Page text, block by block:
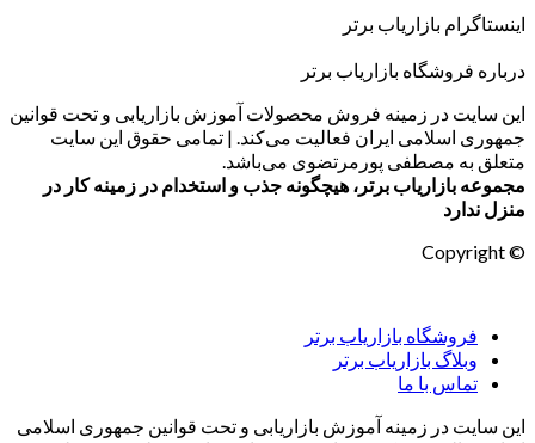
اینستاگرام بازاریاب برتر
درباره فروشگاه بازاریاب برتر
این سایت در زمینه فروش محصولات آموزش بازاریابی و تحت قوانین
جمهوری اسلامی ایران فعالیت می‌کند. | تمامی حقوق این سایت
متعلق به مصطفی پورمرتضوی می‌باشد.
مجموعه بازاریاب برتر، هیچگونه جذب و استخدام در زمینه کار در
منزل ندارد
© Copyright
فروشگاه بازاریاب برتر
وبلاگ بازاریاب برتر
تماس با ما
این سایت در زمینه آموزش بازاریابی و تحت قوانین جمهوری اسلامی